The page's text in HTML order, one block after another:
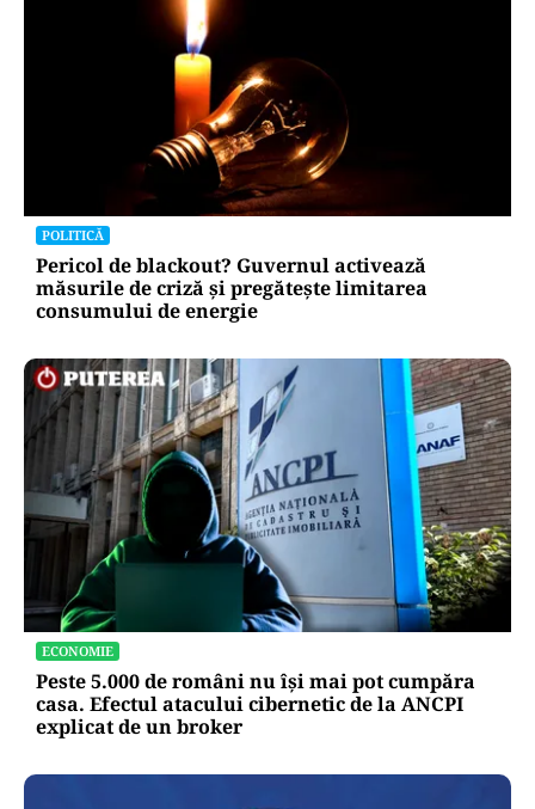
POLITICĂ
Pericol de blackout? Guvernul activează
măsurile de criză și pregătește limitarea
consumului de energie
ECONOMIE
Peste 5.000 de români nu își mai pot cumpăra
casa. Efectul atacului cibernetic de la ANCPI
explicat de un broker